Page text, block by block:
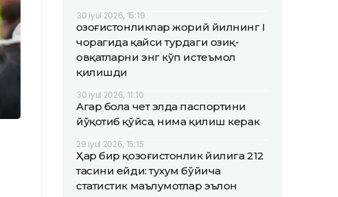
30 iyul 2026, 15:19
Қозоғистонликлар жорий йилнинг I
чорагида қайси турдаги озиқ-
овқатларни энг кўп истеъмол
қилишди
30 iyul 2026, 11:10
Агар бола чет элда паспортини
йўқотиб қўйса, нима қилиш керак
29 iyul 2026, 15:15
Ҳар бир қозоғистонлик йилига 212
тасини ейди: тухум бўйича
статистик маълумотлар эълон